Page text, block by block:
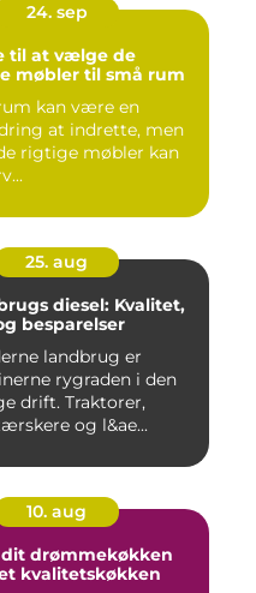
24. sep
til at vælge de
møbler til små rum
kan være en
at indrette, men
rigtige møbler kan
25. aug
diesel: Kvalitet,
besparelser
landbrug er
rygraden i den
drift. Traktorer,
og l&ae...
10. aug
drømmekøkken
kvalitetskøkken